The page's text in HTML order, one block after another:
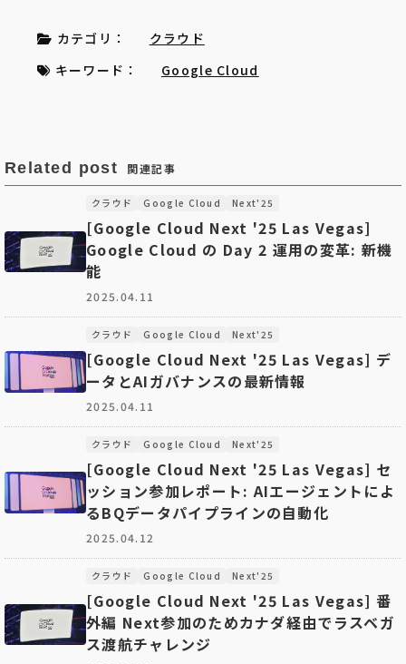
カテゴリ：
クラウド
キーワード：
Google Cloud
Related post 関連記事
クラウド Google Cloud Next'25
[Google Cloud Next '25 Las Vegas]
Google Cloud の Day 2 運用の変革: 新機
能
2025.04.11
クラウド Google Cloud Next'25
[Google Cloud Next '25 Las Vegas] デ
ータとAIガバナンスの最新情報
2025.04.11
クラウド Google Cloud Next'25
[Google Cloud Next '25 Las Vegas] セ
ッション参加レポート: AIエージェントによ
るBQデータパイプラインの自動化
2025.04.12
クラウド Google Cloud Next'25
[Google Cloud Next '25 Las Vegas] 番
外編 Next参加のためカナダ経由でラスベガ
ス渡航チャレンジ